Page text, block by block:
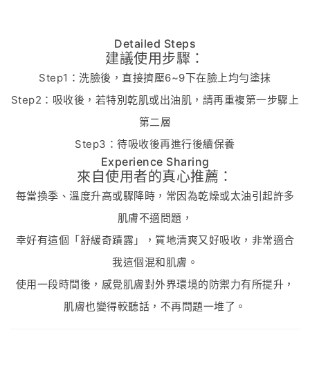
Detailed Steps
建議使用步驟：
Step1：洗臉後，直接擠壓6~9下在臉上均勻塗抹
Step2：吸收後，若特別乾肌或出油肌，請再重複第一步驟上
第二層
Step3：待吸收後再進行後續保養
Experience Sharing
來自使用者的真心推薦：
每當換季、溫度升高或驟降時，常因為乾燥或太油引起許多
肌膚不適問題，
幸好有這個「舒緩奇蹟露」，質地清爽又好吸收，非常適合
我這個混和肌膚。
使用一段時間後，感覺肌膚對外界環境的防禦力有所提升，
肌膚也變得較聽話，不再問題一堆了。